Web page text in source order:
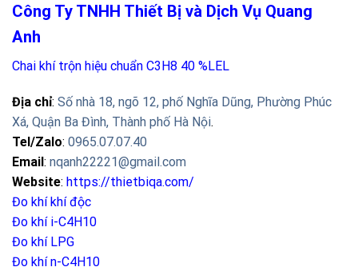
Công Ty TNHH Thiết Bị và Dịch Vụ Quang
Anh
Chai khí trộn hiệu chuẩn C3H8 40 %LEL
Địa chỉ: Số nhà 18, ngõ 12, phố Nghĩa Dũng, Phường Phúc
Xá, Quận Ba Đình, Thành phố Hà Nội.
Tel/Zalo: 0965.07.07.40
Email : nqanh22221@gmail.com
Website: https://thietbiqa.com/
Đo khí khí độc
Đo khí i-C4H10
Đo khí LPG
Đo khí n-C4H10